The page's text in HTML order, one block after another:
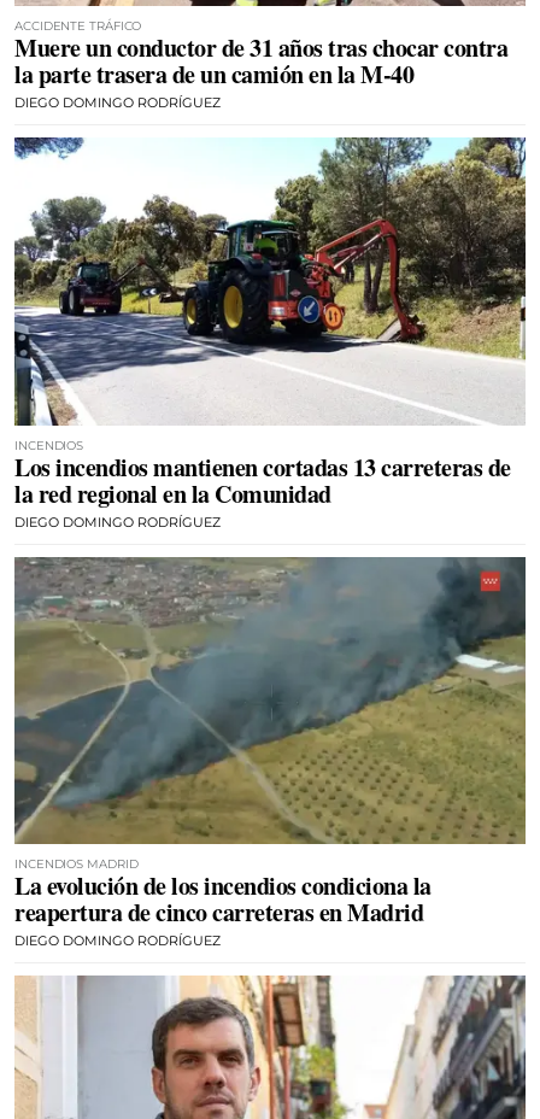
ACCIDENTE TRÁFICO
Muere un conductor de 31 años tras chocar contra
la parte trasera de un camión en la M-40
DIEGO DOMINGO RODRÍGUEZ
INCENDIOS
Los incendios mantienen cortadas 13 carreteras de
la red regional en la Comunidad
DIEGO DOMINGO RODRÍGUEZ
INCENDIOS MADRID
La evolución de los incendios condiciona la
reapertura de cinco carreteras en Madrid
DIEGO DOMINGO RODRÍGUEZ